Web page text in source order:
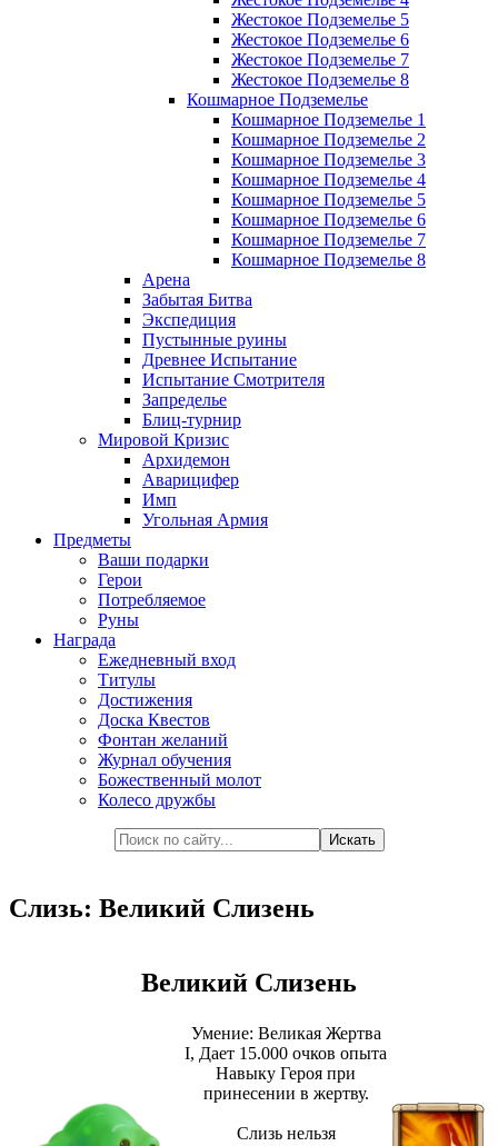
Жестокое Подземелье 5
Жестокое Подземелье 6
Жестокое Подземелье 7
Жестокое Подземелье 8
Кошмарное Подземелье
Кошмарное Подземелье 1
Кошмарное Подземелье 2
Кошмарное Подземелье 3
Кошмарное Подземелье 4
Кошмарное Подземелье 5
Кошмарное Подземелье 6
Кошмарное Подземелье 7
Кошмарное Подземелье 8
Арена
Забытая Битва
Экспедиция
Пустынные руины
Древнее Испытание
Испытание Смотрителя
Запределье
Блиц-турнир
Мировой Кризис
Архидемон
Аварицифер
Имп
Угольная Армия
Предметы
Ваши подарки
Герои
Потребляемое
Руны
Награда
Ежедневный вход
Титулы
Достижения
Доска Квестов
Фонтан желаний
Журнал обучения
Божественный молот
Колесо дружбы
Слизь: Великий Слизень
Великий Слизень
Умение: Великая Жертва
I, Дает 15.000 очков опыта
Навыку Героя при
принесении в жертву.
Слизь нельзя